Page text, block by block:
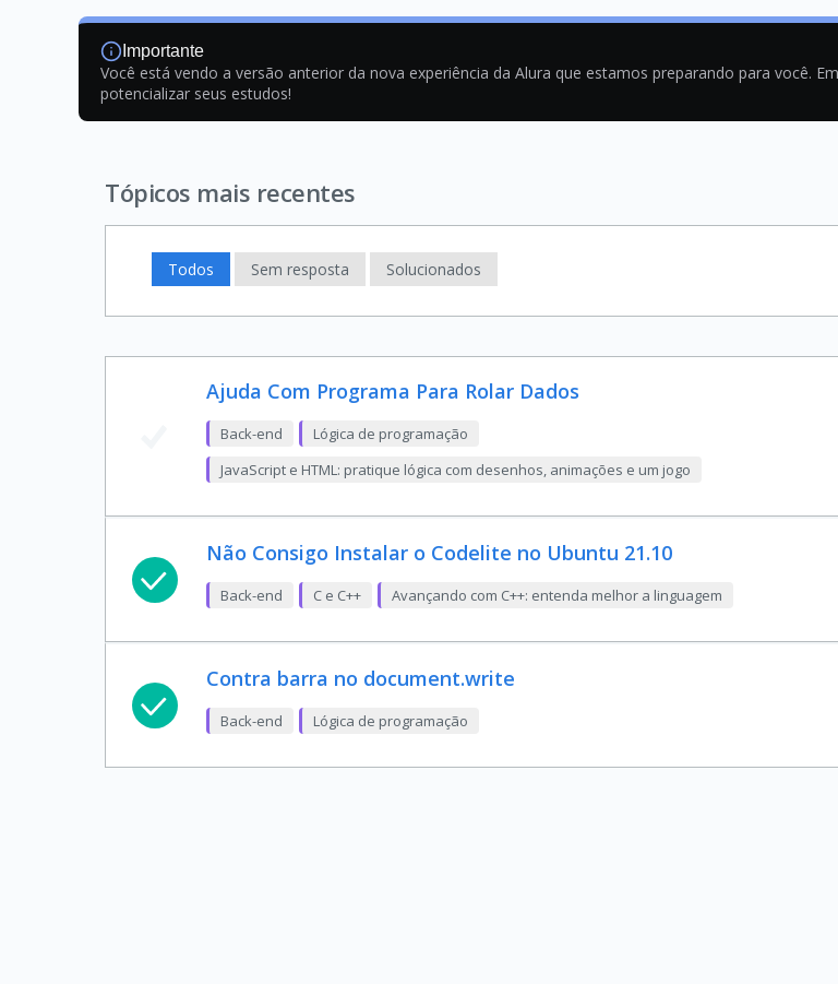
Importante
Você está vendo a versão anterior da nova experiência da Alura que estamos preparando para você.
potencializar seus estudos!
Tópicos mais recentes
Todos Sem resposta Solucionados
Ajuda Com Programa Para Rolar Dados
Back-end
Lógica de programação
JavaScript e HTML: pratique lógica com desenhos, animações e um jogo
Não Consigo Instalar o Codelite no Ubuntu 21.10
Back-end C e C++ Avançando com C++: entenda melhor a linguagem
Contra barra no document.write
Back-end Lógica de programação